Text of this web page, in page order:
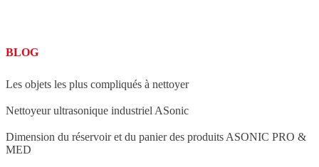
BLOG
Les objets les plus compliqués à nettoyer
Nettoyeur ultrasonique industriel ASonic
Dimension du réservoir et du panier des produits ASONIC PRO &
MED